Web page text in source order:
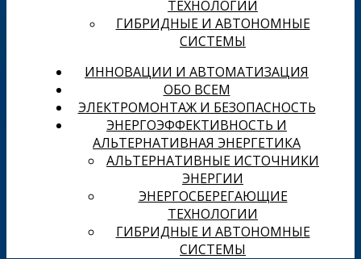
ТЕХНОЛОГИИ
ГИБРИДНЫЕ И АВТОНОМНЫЕ
СИСТЕМЫ
ИННОВАЦИИ И АВТОМАТИЗАЦИЯ
ОБО ВСЕМ
ЭЛЕКТРОМОНТАЖ И БЕЗОПАСНОСТЬ
ЭНЕРГОЭФФЕКТИВНОСТЬ И
АЛЬТЕРНАТИВНАЯ ЭНЕРГЕТИКА
АЛЬТЕРНАТИВНЫЕ ИСТОЧНИКИ
ЭНЕРГИИ
ЭНЕРГОСБЕРЕГАЮЩИЕ
ТЕХНОЛОГИИ
ГИБРИДНЫЕ И АВТОНОМНЫЕ
СИСТЕМЫ